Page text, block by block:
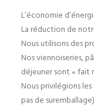
L’économie
La réduction de
Nous utilisons des
Nos viennoiseries,
déjeuner sont « fait
Nous privilégions
pas de